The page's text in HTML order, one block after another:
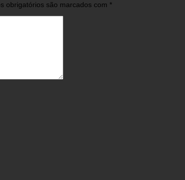
obrigatórios são marcados com *